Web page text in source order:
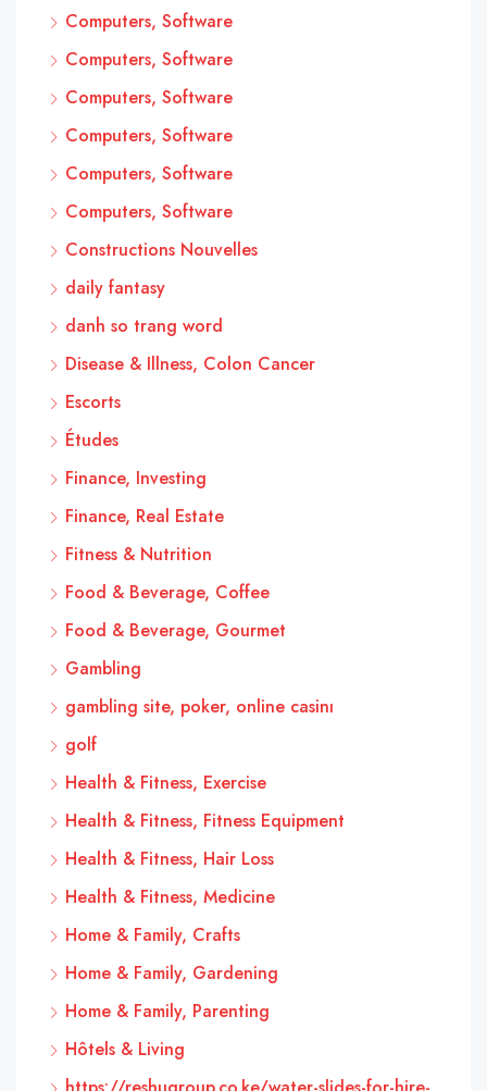
Computers, Software
Computers, Software
Computers, Software
Computers, Software
Computers, Software
Computers, Software
Constructions Nouvelles
daily fantasy
danh so trang word
Disease & Illness, Colon Cancer
Escorts
Études
Finance, Investing
Finance, Real Estate
Fitness & Nutrition
Food & Beverage, Coffee
Food & Beverage, Gourmet
Gambling
gambling site, poker, online casinı
golf
Health & Fitness, Exercise
Health & Fitness, Fitness Equipment
Health & Fitness, Hair Loss
Health & Fitness, Medicine
Home & Family, Crafts
Home & Family, Gardening
Home & Family, Parenting
Hôtels & Living